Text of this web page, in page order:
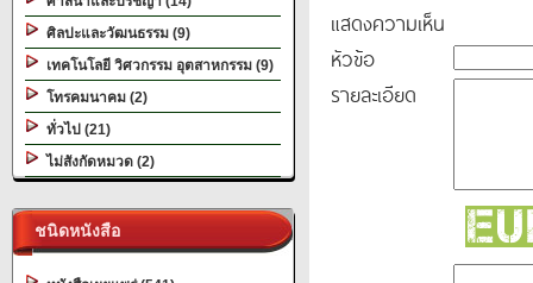
ศิลปะและวัฒนธรรม (9)
เทคโนโลยี วิศวกรรม อุตสาหกรรม (9)
โทรคมนาคม (2)
ทั่วไป (21)
ไม่สังกัดหมวด (2)
ชนิดหนังสือ
แสดงความเห็น
หัวข้อ
รายละเอียด